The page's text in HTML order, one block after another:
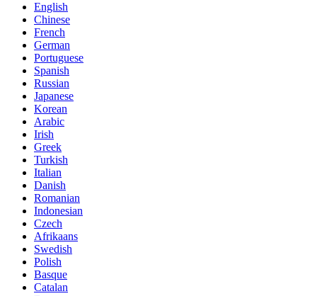
English
Chinese
French
German
Portuguese
Spanish
Russian
Japanese
Korean
Arabic
Irish
Greek
Turkish
Italian
Danish
Romanian
Indonesian
Czech
Afrikaans
Swedish
Polish
Basque
Catalan